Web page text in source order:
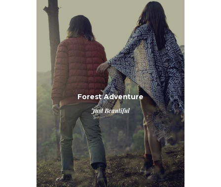
Forest Adventure
Just Beautiful